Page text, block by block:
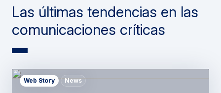
Las últimas tendencias en las
comunicaciones críticas
Web Story News